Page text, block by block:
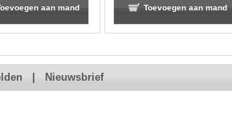
aan mand Toevoegen aan mand
Nieuwsbrief